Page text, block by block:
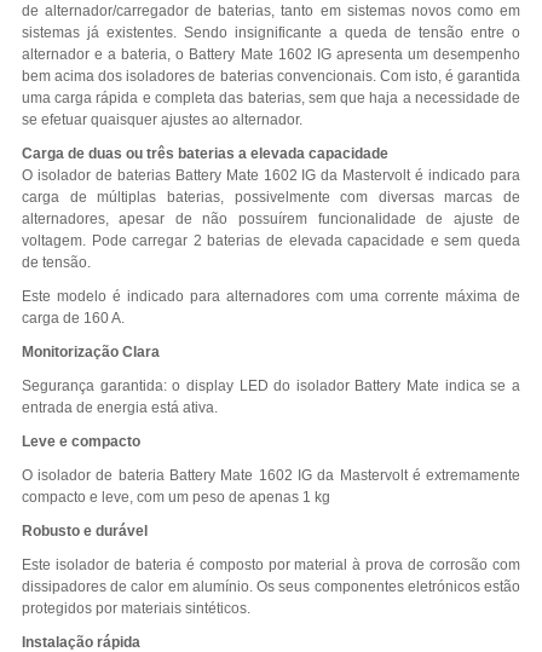
de alternador/carregador de baterias, tanto em sistemas novos como em
sistemas já existentes. Sendo insignificante a queda de tensão entre o
alternador e a bateria, o Battery Mate 1602 IG apresenta um desempenho
bem acima dos isoladores de baterias convencionais. Com isto, é garantida
uma carga rápida e completa das baterias, sem que haja a necessidade de
se efetuar quaisquer ajustes ao alternador.
Carga de duas ou três baterias a elevada capacidade
O isolador de baterias Battery Mate 1602 IG da Mastervolt é indicado para
carga de múltiplas baterias, possivelmente com diversas marcas de
alternadores, apesar de não possuírem funcionalidade de ajuste de
voltagem. Pode carregar 2 baterias de elevada capacidade e sem queda
de tensão.
Este modelo é indicado para alternadores com uma corrente máxima de
carga de 160 A.
Monitorização Clara
Segurança garantida: o display LED do isolador Battery Mate indica se a
entrada de energia está ativa.
Leve e compacto
O isolador de bateria Battery Mate 1602 IG da Mastervolt é extremamente
compacto e leve, com um peso de apenas 1 kg
Robusto e durável
Este isolador de bateria é composto por material à prova de corrosão com
dissipadores de calor em alumínio. Os seus componentes eletrónicos estão
protegidos por materiais sintéticos.
Instalação rápida